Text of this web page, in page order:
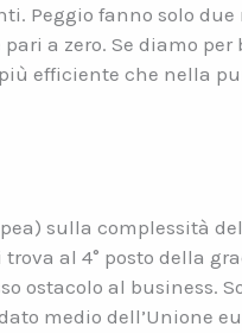
Peggio fanno solo due
a zero. Se diamo per
efficiente che nella
sulla complessità
al 4° posto della
ostacolo al business.
medio dell’Unione